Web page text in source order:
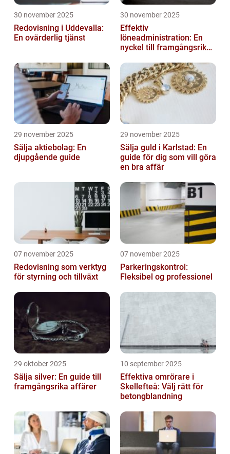
30 november 2025
Redovisning i Uddevalla:
En ovärderlig tjänst
30 november 2025
Effektiv
löneadministration: En
nyckel till framgångsrika
29 november 2025
Sälja aktiebolag: En
djupgående guide
29 november 2025
Sälja guld i Karlstad: En
guide för dig som vill göra
en bra affär
07 november 2025
Redovisning som verktyg
för styrning och tillväxt
07 november 2025
Parkeringskontrol:
Fleksibel og professionel
29 oktober 2025
Sälja silver: En guide till
framgångsrika affärer
10 september 2025
Effektiva omrörare i
Skellefteå: Välj rätt för
betongblandning